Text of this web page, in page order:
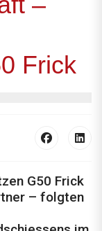
Frick
G50 Frick
– folgten